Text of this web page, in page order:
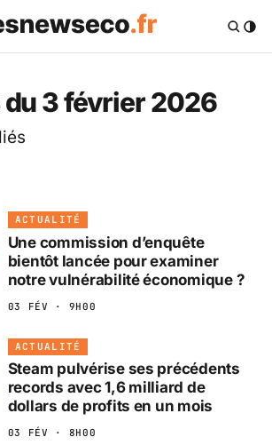
News Eco .fr —
3 février 2026
ACTUALITÉ
Une commission d’enquête
bientôt lancée pour examiner
notre vulnérabilité économique ?
03 FÉV · 9H00
ACTUALITÉ
Steam pulvérise ses précédents
records avec 1,6 milliard de
dollars de profits en un mois
03 FÉV · 8H00